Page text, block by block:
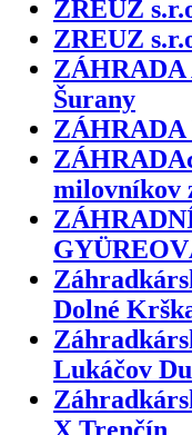
ZREUZ
ZREUZ
Šurany
ZÁHRADA
milovníkov
Dolné
Lukáčov